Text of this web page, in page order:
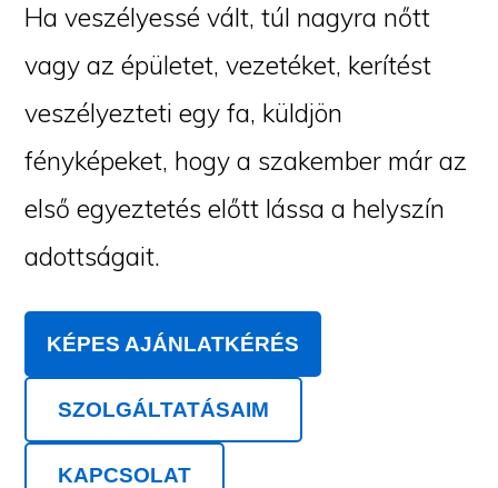
Ha veszélyessé vált, túl nagyra nőtt
vagy az épületet, vezetéket, kerítést
veszélyezteti egy fa, küldjön
fényképeket, hogy a szakember már az
első egyeztetés előtt lássa a helyszín
adottságait.
KÉPES AJÁNLATKÉRÉS
SZOLGÁLTATÁSAIM
KAPCSOLAT